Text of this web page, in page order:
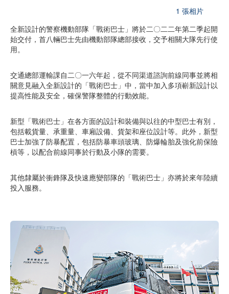
1 張相片
全新設計的警察機動部隊「戰術巴士」將於二〇二二年第二季起開
始交付，首八輛巴士先由機動部隊總部接收，交予相關大隊先行使
用。
交通總部運輸課自二〇一六年起，從不同渠道諮詢前線同事並將相
關意見融入全新設計的「戰術巴士」中，當中加入多項嶄新設計以
提高性能及安全，確保警隊整體的行動效能。
新型「戰術巴士」在各方面的設計和裝備與以往的中型巴士有別，
包括載貨量、承重量、車廂設備、貨架和座位設計等。此外，新型
巴士加強了防暴配置，包括防暴車頭玻璃、防爆輪胎及強化前保險
槓等，以配合前線同事於行動及小隊的需要。
其他隸屬於衝鋒隊及快速應變部隊的「戰術巴士」亦將於來年陸續
投入服務。